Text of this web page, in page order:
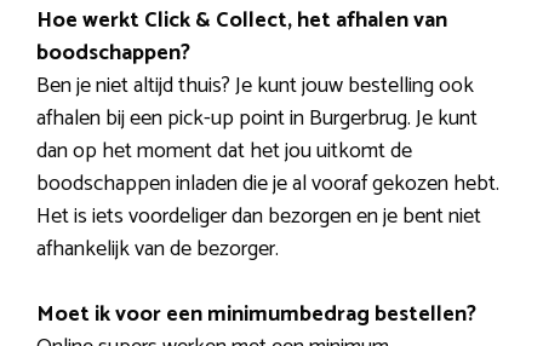
Hoe werkt Click & Collect, het afhalen van
boodschappen?
Ben je niet altijd thuis? Je kunt jouw bestelling ook
afhalen bij een pick-up point in Burgerbrug. Je kunt
dan op het moment dat het jou uitkomt de
boodschappen inladen die je al vooraf gekozen hebt.
Het is iets voordeliger dan bezorgen en je bent niet
afhankelijk van de bezorger.
Moet ik voor een minimumbedrag bestellen?